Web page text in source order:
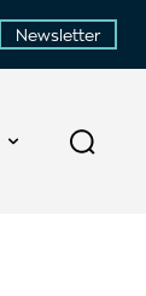
Newsletter